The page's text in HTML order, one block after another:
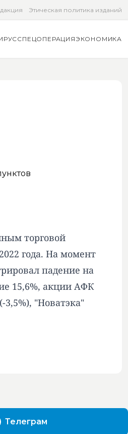
Этическая политика изданий
СПЕЦОПЕРАЦИЯЭКОНОМИКА
торговой
года. На момент
падение на
15,6%, акции АФК
"Новатэка"
Телеграм